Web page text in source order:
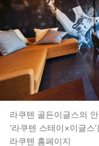
라쿠텐 골든이글스의
‘라쿠텐 스테이×이글스
라쿠텐 홈페이지